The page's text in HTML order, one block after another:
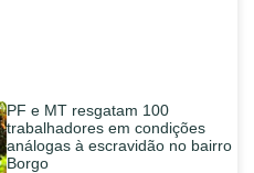
PF e MT resgatam 100
trabalhadores em condições
análogas à escravidão no bairro
Borgo